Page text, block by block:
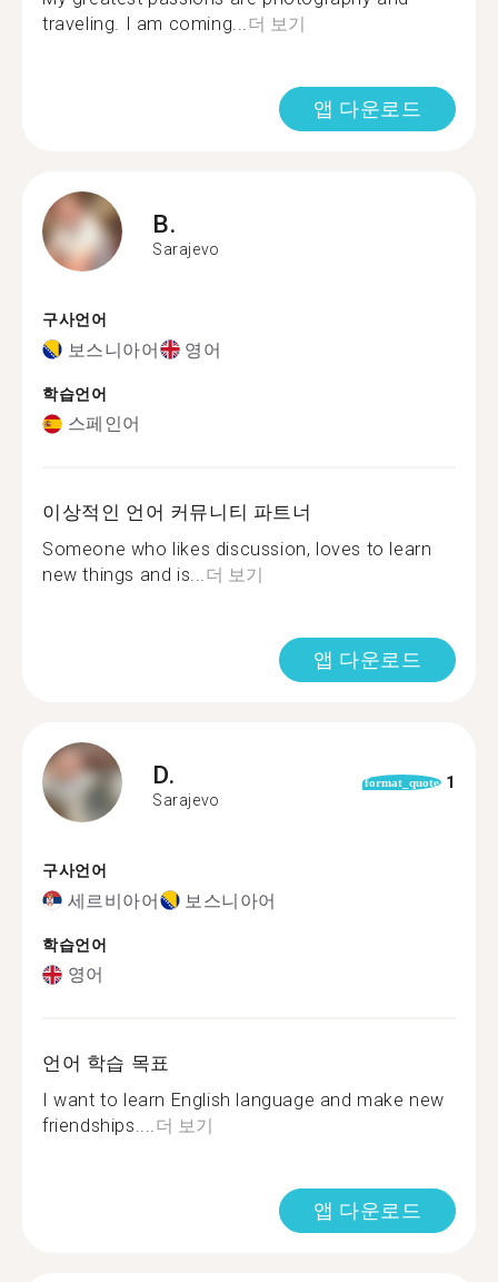
traveling. I am coming...더 보기
앱 다운로드
B.
Sarajevo
구사언어
보스니아어 영어
학습언어
스페인어
이상적인 언어 커뮤니티 파트너
Someone who likes discussion, loves to learn
new things and is...더 보기
앱 다운로드
D.
Sarajevo
format_quote 1
구사언어
세르비아어 보스니아어
학습언어
영어
언어 학습 목표
I want to learn English language and make new
friendships....더 보기
앱 다운로드